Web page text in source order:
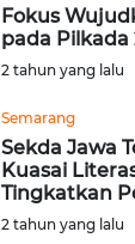
Fokus
pada Pilkada
2 tahun yang lalu
Semarang
Sekda Jawa
Kuasai
Tingkatkan
2 tahun yang lalu